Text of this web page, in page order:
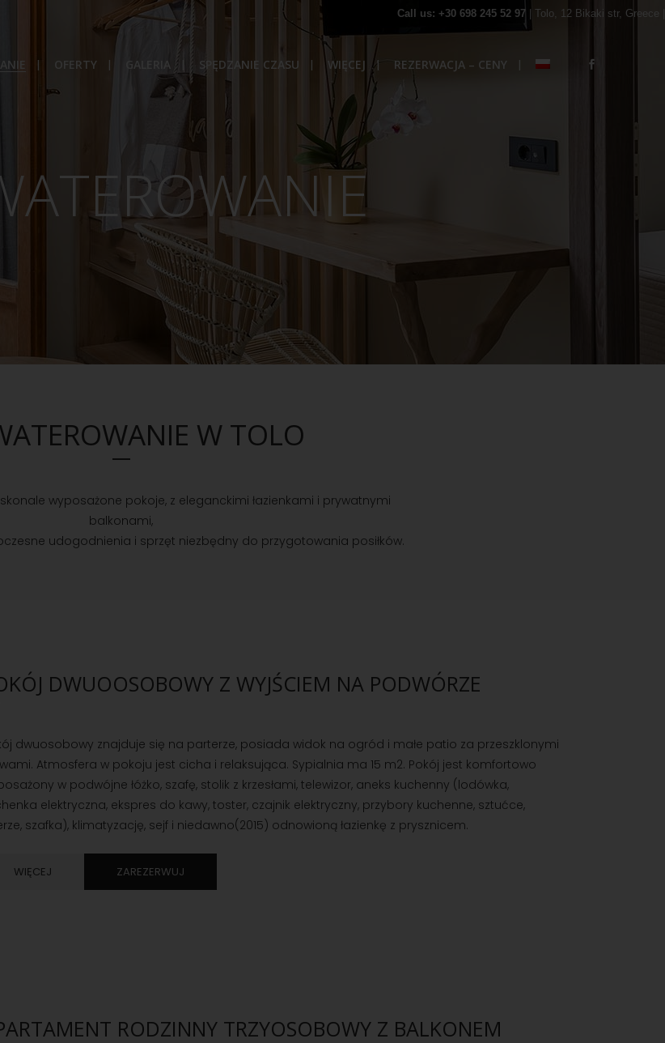
Call us: +30 698 245 52 97 | Tolo, 12 Bikaki str, Greece |
OFERTY GALERIA SPĘDZANIE CZASU WIĘCEJ REZERWACJA – CENY
W TOLO
wyposażone pokoje, z eleganckimi łazienkami i prywatnymi
balkonami,
udogodnienia i sprzęt niezbędny do przygotowania posiłków.
DWUOOSOBOWY Z WYJŚCIEM NA PODWÓRZE
dwuosobowy znajduje się na parterze, posiada widok na ogród i małe patio za przeszklonymi
Atmosfera w pokoju jest cicha i relaksująca. Sypialnia ma 15 m2. Pokój jest komfortowo
w podwójne łóżko, szafę, stolik z krzesłami, telewizor, aneks kuchenny (lodówka,
elektryczna, ekspres do kawy, toster, czajnik elektryczny, przybory kuchenne, sztućce,
szafka), klimatyzację, sejf i niedawno(2015) odnowioną łazienkę z prysznicem.
WIĘCEJ ZAREZERWUJ
RODZINNY TRZYOSOBOWY Z BALKONEM